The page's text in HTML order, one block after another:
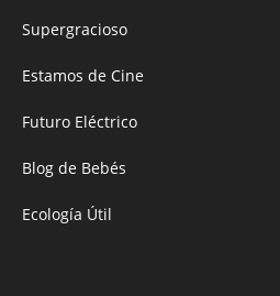
Supergracioso
Estamos de Cine
Futuro Eléctrico
Blog de Bebés
Ecología Útil